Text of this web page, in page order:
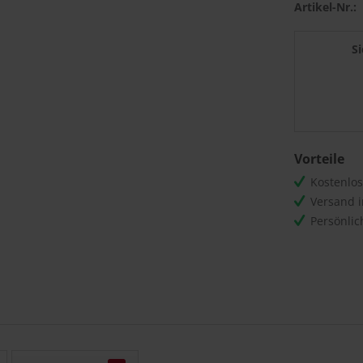
Artikel-Nr.:
Vorteile
Versand